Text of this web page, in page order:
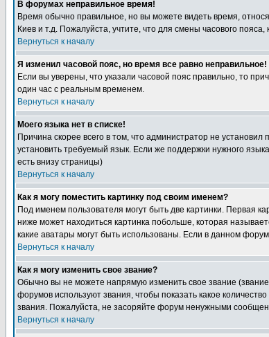
В форумах неправильное время!
Время обычно правильное, но вы можете видеть время,
Киев и т.д. Пожалуйста, учтите, что для смены часового
Вернуться к началу
Я изменил часовой пояс, но время все равно неправильное!
Если вы уверены, что указали часовой пояс правильно, то
один час с реальным временем.
Вернуться к началу
Моего языка нет в списке!
Причина скорее всего в том, что администратор не
установить требуемый язык. Если же поддержки нужного
есть внизу страницы)
Вернуться к началу
Как я могу поместить картинку под своим именем?
Под именем пользователя могут быть две картинки. Первая
ниже может находиться картинка побольше, которая
какие аватары могут быть использованы. Если в данном
Вернуться к началу
Как я могу изменить свое звание?
Обычно вы не можете напрямую изменить свое звание
форумов используют звания, чтобы показать какое
звания. Пожалуйста, не засоряйте форум ненужными
Вернуться к началу